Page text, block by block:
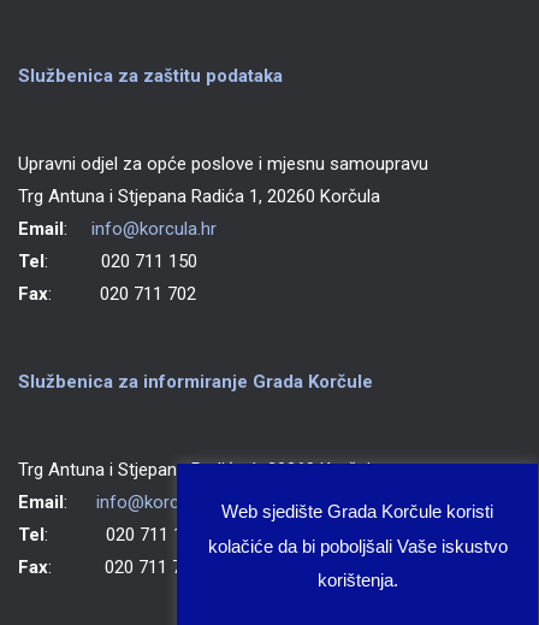
Službenica za zaštitu podataka
Upravni odjel za opće poslove i mjesnu samoupravu
Trg Antuna i Stjepana Radića 1, 20260 Korčula
Email: info@korcula.hr
Tel: 020 711 150
Fax: 020 711 702
Službenica za informiranje Grada Korčule
Trg Antuna i Stjepana Radića 1, 20260 Korčula
Email: info@korcula.hr
Tel: 020 711 150
Fax: 020 711 702
Web sjedište Grada Korčule koristi
kolačiće da bi poboljšali Vaše iskustvo
korištenja.